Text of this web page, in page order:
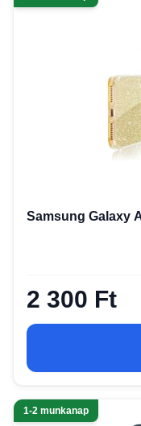
Samsung Galaxy
2 300 Ft
1-2 munkanap